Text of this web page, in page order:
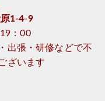
1-4-9
：00
出張・研修などで不
ざいます